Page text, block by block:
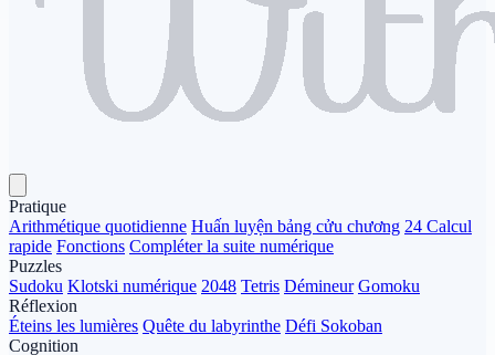
Pratique
Arithmétique quotidienne Huấn luyện bảng cửu chương 24 Calcul
rapide Fonctions Compléter la suite numérique
Puzzles
Sudoku Klotski numérique 2048 Tetris Démineur Gomoku
Réflexion
Éteins les lumières Quête du labyrinthe Défi Sokoban
Cognition